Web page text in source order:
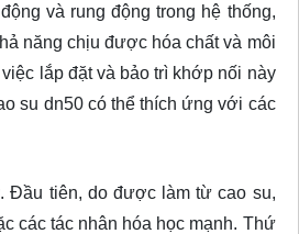
và rung động trong hệ thống,
năng chịu được hóa chất và môi
lắp đặt và bảo trì khớp nối này
su dn50 có thể thích ứng với các
Đầu tiên, do được làm từ cao su,
các tác nhân hóa học mạnh. Thứ